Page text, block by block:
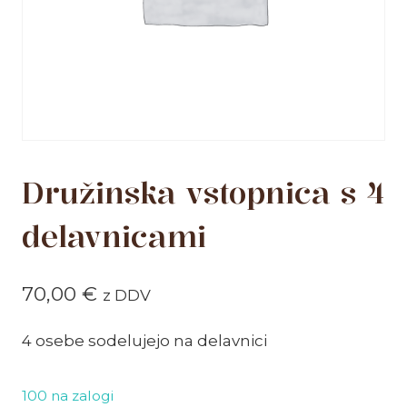
Družinska vstopnica s 4
delavnicami
70,00 € z DDV
4 osebe sodelujejo na delavnici
100 na zalogi